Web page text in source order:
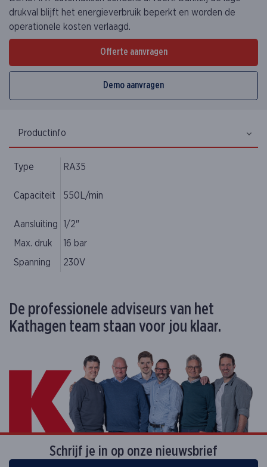
drukval blijft het energieverbruik beperkt en worden de
operationele kosten verlaagd.
Offerte aanvragen
Demo aanvragen
Productinfo
Type RA35
Capaciteit 550L/min
Aansluiting
1/2"
Max. druk
16 bar
Spanning
230V
De professionele adviseurs van het
Kathagen team staan voor jou klaar.
Schrijf je in op onze nieuwsbrief